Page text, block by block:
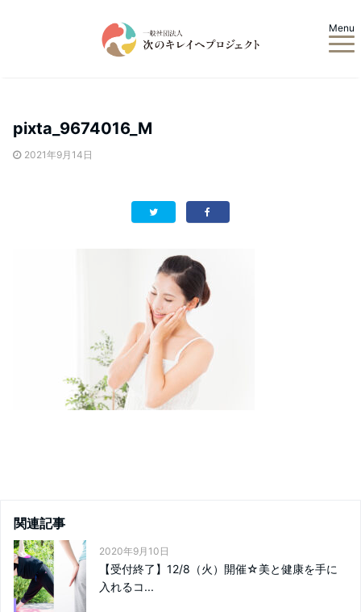
Menu
pixta_9674016_M
2021年9月14日
関連記事
2020年9月10日
【受付終了】12/8（火）開催☆美と健康を手に
入れるコ...